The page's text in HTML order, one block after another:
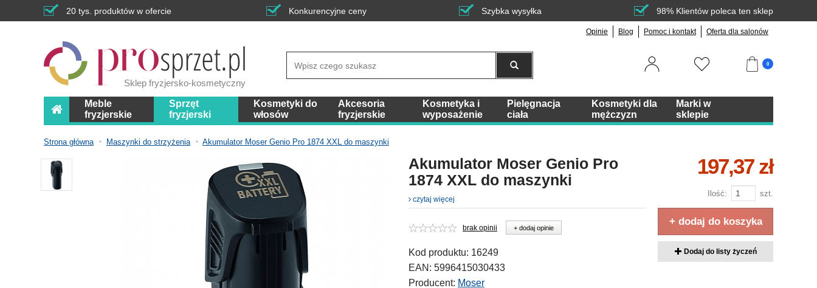
20 tys. produktów w ofercie Konkurencyjne ceny Szybka wysyłka 98% Klientów poleca ten sklep
Opinie Blog Pomoc i kontakt Oferta dla salonów
Sklep fryzjersko-kosmetyczny
0
Meble
fryzjerskie
Sprzęt
fryzjerski
Kosmetyki do
włosów
Akcesoria
fryzjerskie
Kosmetyka i
wyposażenie
Pielęgnacja
ciała
Kosmetyki dla
mężczyzn
Marki w
sklepie
Strona główna Maszynki do strzyżenia Akumulator Moser Genio Pro 1874 XXL do maszynki
Akumulator Moser Genio Pro
1874 XXL do maszynki
czytaj więcej
brak opinii + dodaj opinie
Kod produktu: 16249
EAN: 5996415030433
Producent: Moser
197,37 zł
Ilość: szt.
+ dodaj do koszyka
Dodaj do listy życzeń